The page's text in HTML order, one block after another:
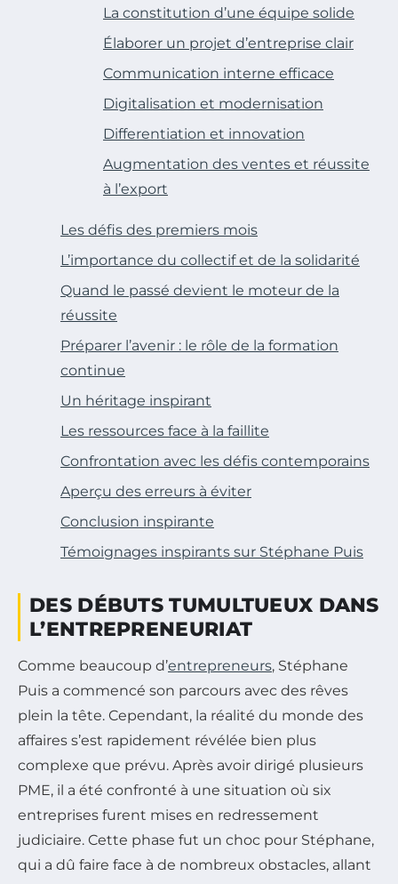
La constitution d’une équipe solide
Élaborer un projet d’entreprise clair
Communication interne efficace
Digitalisation et modernisation
Differentiation et innovation
Augmentation des ventes et réussite
à l’export
Les défis des premiers mois
L’importance du collectif et de la solidarité
Quand le passé devient le moteur de la
réussite
Préparer l’avenir : le rôle de la formation
continue
Un héritage inspirant
Les ressources face à la faillite
Confrontation avec les défis contemporains
Aperçu des erreurs à éviter
Conclusion inspirante
Témoignages inspirants sur Stéphane Puis
DES DÉBUTS TUMULTUEUX DANS
L’ENTREPRENEURIAT
Comme beaucoup d’entrepreneurs, Stéphane
Puis a commencé son parcours avec des rêves
plein la tête. Cependant, la réalité du monde des
affaires s’est rapidement révélée bien plus
complexe que prévu. Après avoir dirigé plusieurs
PME, il a été confronté à une situation où six
entreprises furent mises en redressement
judiciaire. Cette phase fut un choc pour Stéphane,
qui a dû faire face à de nombreux obstacles, allant